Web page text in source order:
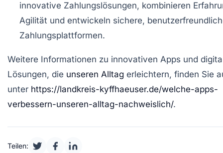
innovative Zahlungslösungen, kombinieren
Agilität und entwickeln sichere,
Zahlungsplattformen.
Weitere Informationen zu innovativen Apps und
Lösungen, die unseren Alltag erleichtern, finden Sie
unter https://landkreis-kyffhaeuser.de/welche-apps-
verbessern-unseren-alltag-nachweislich/.
Teilen: